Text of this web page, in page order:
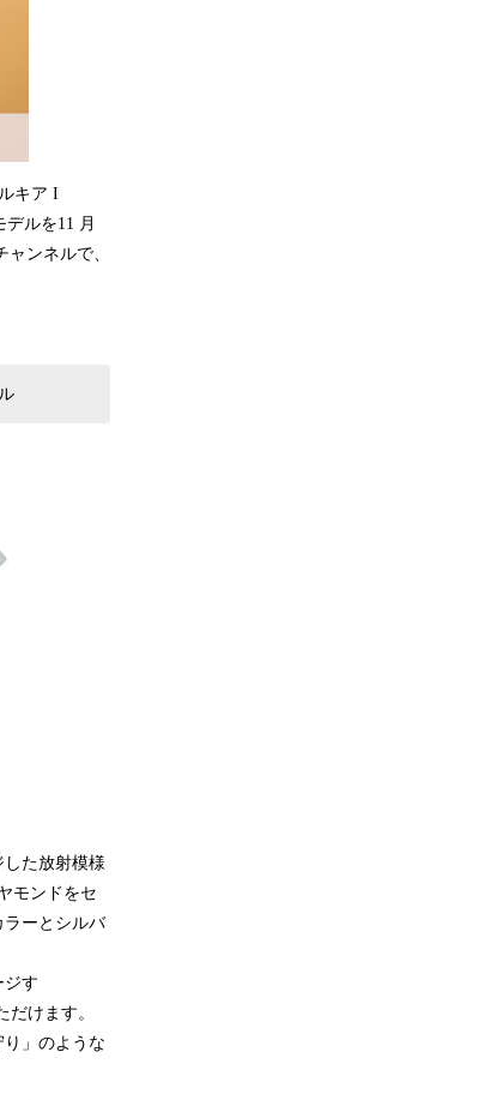
キア I
ルを11 月
ンネルで、
た放射模様
モンドをセ
ラーとシルバ
ジす
けます。
」のような